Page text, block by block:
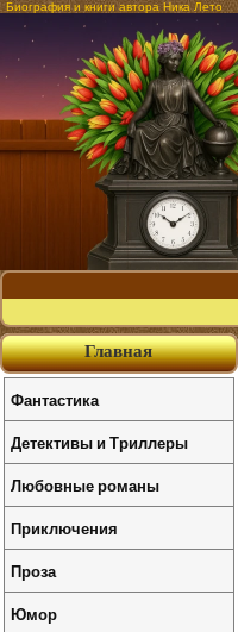
Биография и книги автора Ника Лето
Главная
Фантастика
Детективы и Триллеры
Любовные романы
Приключения
Проза
Юмор